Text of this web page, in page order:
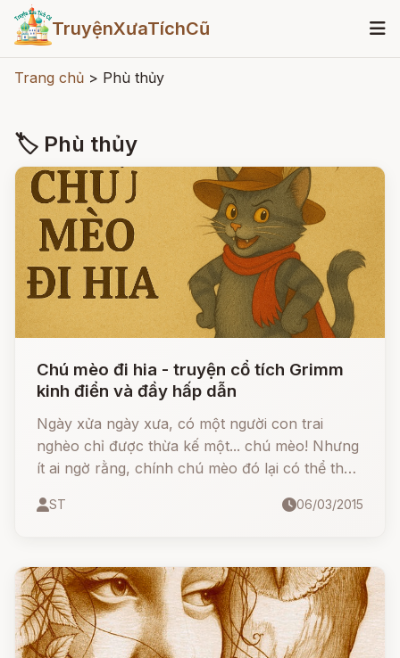
TruyệnXưaTíchCũ
Trang chủ > Phù thủy
🏷 Phù thủy
Chú mèo đi hia - truyện cổ tích Grimm
kinh điển và đầy hấp dẫn
Ngày xửa ngày xưa, có một người con trai
nghèo chỉ được thừa kế một... chú mèo! Nhưng
ít ai ngờ rằng, chính chú mèo đó lại có thể thay
nghe câu chuyện ly kỳ và hài hước của Chú
ST 06/03/2015